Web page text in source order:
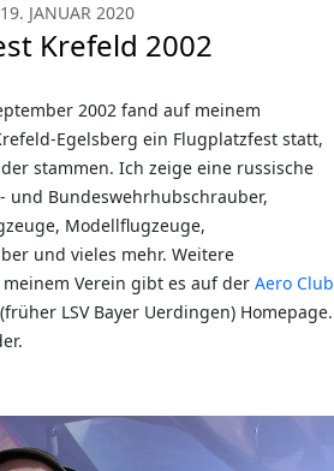
19. JANUAR 2020
Krefeld 2002
2002 fand auf meinem
Egelsberg ein Flugplatzfest statt,
stammen. Ich zeige eine russische
und Bundeswehrhubschrauber,
Modellflugzeuge,
und vieles mehr. Weitere
Verein gibt es auf der Aero Club
(früher LSV Bayer Uerdingen) Homepage.